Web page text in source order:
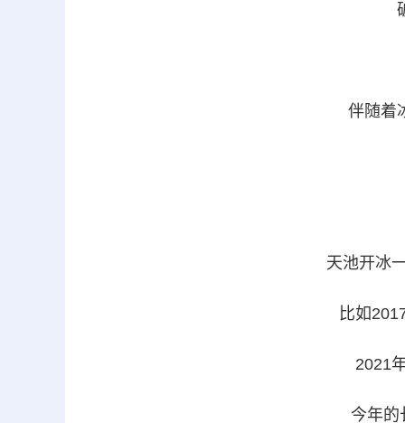
伴随着
天池开冰
比如
2021
今年的